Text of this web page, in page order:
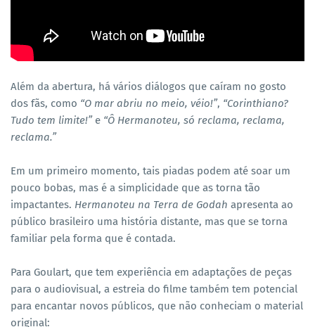
Além da abertura, há vários diálogos que caíram no gosto
dos fãs, como “O mar abriu no meio, véio!”, “Corinthiano?
Tudo tem limite!”e “Ô Hermanoteu, só reclama, reclama,
reclama.”
Em um primeiro momento, tais piadas podem até soar um
pouco bobas, mas é a simplicidade que as torna tão
impactantes. Hermanoteu na Terra de Godah apresenta ao
público brasileiro uma história distante, mas que se torna
familiar pela forma que é contada.
Para Goulart, que tem experiência em adaptações de peças
para o audiovisual, a estreia do filme também tem potencial
para encantar novos públicos, que não conheciam o material
original: